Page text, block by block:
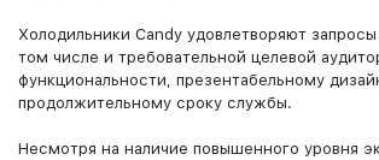
Холодильники Candy удовлетворяют запросы
том числе и требовательной целевой
функциональности, презентабельному
продолжительному сроку службы.
Несмотря на наличие повышенного уровня